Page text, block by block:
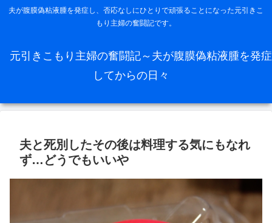
夫が腹膜偽粘液腫を発症し、否応なしにひとりで頑張ることになった元引きこ
もり主婦の奮闘記です。
元引きこもり主婦の奮闘記～夫が腹膜偽粘液腫を発症
してからの日々
夫と死別したその後は料理する気にもなれ
ず…どうでもいいや